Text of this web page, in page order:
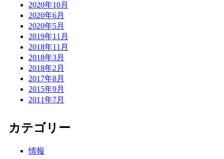
2020年10月
2020年6月
2020年5月
2019年11月
2018年11月
2018年3月
2018年2月
2017年8月
2015年9月
2011年7月
カテゴリー
情報